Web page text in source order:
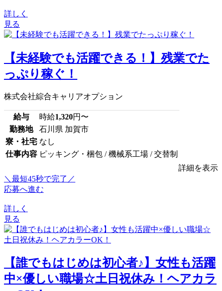
詳しく
見る
【未経験でも活躍できる！】残業でた
っぷり稼ぐ！
株式会社綜合キャリアオプション
給与 時給1,320円〜
勤務地
石川県 加賀市
寮・社宅 なし
仕事内容 ピッキング・梱包 / 機械系工場 / 交替制
詳細を表示
＼最短45秒で完了／
応募へ進む
詳しく
見る
【誰でもはじめは初心者♪】女性も活躍
中×優しい職場☆土日祝休み！ヘアカラ